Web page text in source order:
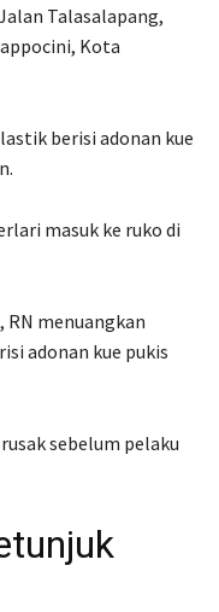
Talasalapang,
Kota
berisi adonan kue
masuk ke ruko di
menuangkan
adonan kue pukis
sebelum pelaku